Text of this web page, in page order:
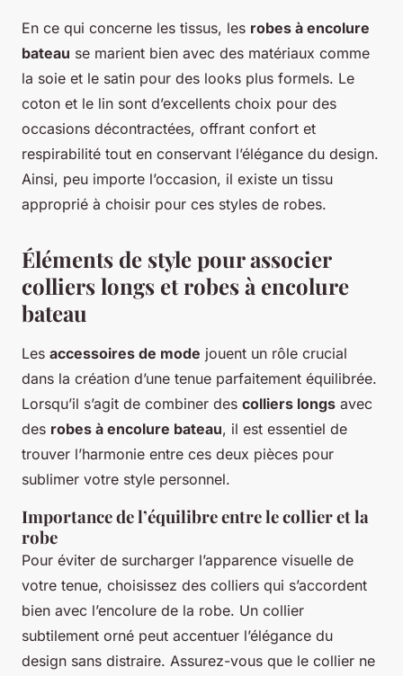
En ce qui concerne les tissus, les robes à encolure
bateau se marient bien avec des matériaux comme
la soie et le satin pour des looks plus formels. Le
coton et le lin sont d’excellents choix pour des
occasions décontractées, offrant confort et
respirabilité tout en conservant l’élégance du design.
Ainsi, peu importe l’occasion, il existe un tissu
approprié à choisir pour ces styles de robes.
Éléments de style pour associer
colliers longs et robes à encolure
bateau
Les accessoires de mode jouent un rôle crucial
dans la création d’une tenue parfaitement équilibrée.
Lorsqu’il s’agit de combiner des colliers longs avec
des robes à encolure bateau, il est essentiel de
trouver l’harmonie entre ces deux pièces pour
sublimer votre style personnel.
Importance de l’équilibre entre le collier et la
robe
Pour éviter de surcharger l’apparence visuelle de
votre tenue, choisissez des colliers qui s’accordent
bien avec l’encolure de la robe. Un collier
subtilement orné peut accentuer l’élégance du
design sans distraire. Assurez-vous que le collier ne